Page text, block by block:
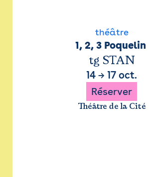
théâtre
1, 2, 3 Poquelin
tg STAN
14 → 17 oct.
Réserver
Théâtre de la Cité